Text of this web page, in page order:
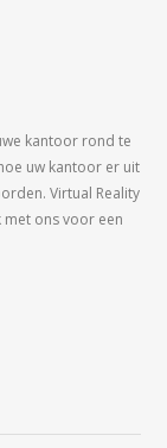
kantoor rond te
uw kantoor er uit
Virtual Reality
met ons voor een